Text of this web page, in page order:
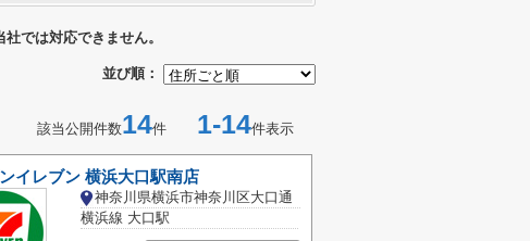
では対応できません。
並び順：
該当公開件数14件 1-14件表示
イレブン 横浜大口駅南店
神奈川県横浜市神奈川区大口通
横浜線 大口駅